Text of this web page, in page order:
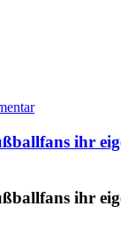
ihr
ihr